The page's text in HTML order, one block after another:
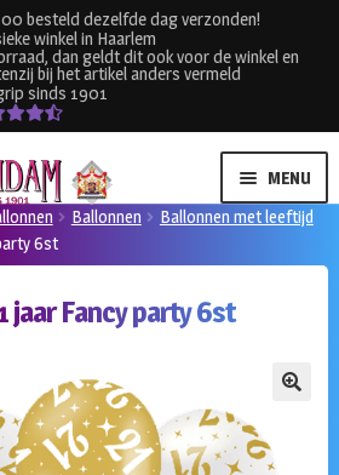
besteld dezelfde dag verzonden!
winkel in Haarlem
dan geldt dit ook voor de winkel en
bij het artikel anders vermeld
sinds 1901
MENU
Ballonnen
Ballonnen met leeftijd
6st
jaar Fancy party 6st